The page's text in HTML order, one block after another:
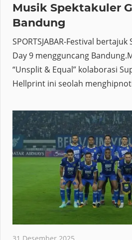
Musik Spektakuler
Bandung
SPORTSJABAR-Festival
Day 9 mengguncang
“Unsplit & Equal” kolaborasi
Hellprint ini seolah
31 Desember 2025